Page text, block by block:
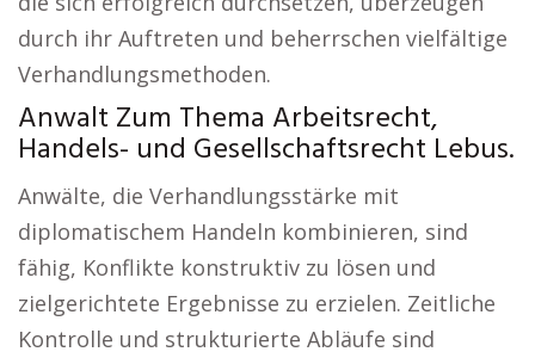
durch ihr Auftreten und beherrschen vielfältige
Verhandlungsmethoden.
Anwalt Zum Thema Arbeitsrecht,
Handels- und Gesellschaftsrecht Lebus.
Anwälte, die Verhandlungsstärke mit
diplomatischem Handeln kombinieren, sind
fähig, Konflikte konstruktiv zu lösen und
zielgerichtete Ergebnisse zu erzielen. Zeitliche
Kontrolle und strukturierte Abläufe sind